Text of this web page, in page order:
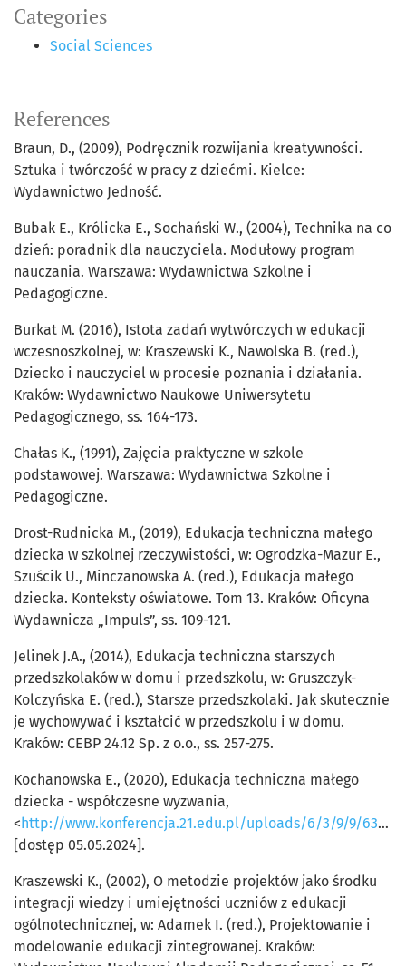
Categories
Social Sciences
References
Braun, D., (2009), Podręcznik rozwijania kreatywności.
Sztuka i twórczość w pracy z dziećmi. Kielce:
Wydawnictwo Jedność.
Bubak E., Królicka E., Sochański W., (2004), Technika na co
dzień: poradnik dla nauczyciela. Modułowy program
nauczania. Warszawa: Wydawnictwa Szkolne i
Pedagogiczne.
Burkat M. (2016), Istota zadań wytwórczych w edukacji
wczesnoszkolnej, w: Kraszewski K., Nawolska B. (red.),
Dziecko i nauczyciel w procesie poznania i działania.
Kraków: Wydawnictwo Naukowe Uniwersytetu
Pedagogicznego, ss. 164-173.
Chałas K., (1991), Zajęcia praktyczne w szkole
podstawowej. Warszawa: Wydawnictwa Szkolne i
Pedagogiczne.
Drost-Rudnicka M., (2019), Edukacja techniczna małego
dziecka w szkolnej rzeczywistości, w: Ogrodzka-Mazur E.,
Szuścik U., Minczanowska A. (red.), Edukacja małego
dziecka. Konteksty oświatowe. Tom 13. Kraków: Oficyna
Wydawnicza „Impuls”, ss. 109-121.
Jelinek J.A., (2014), Edukacja techniczna starszych
przedszkolaków w domu i przedszkolu, w: Gruszczyk-
Kolczyńska E. (red.), Starsze przedszkolaki. Jak skutecznie
je wychowywać i kształcić w przedszkolu i w domu.
Kraków: CEBP 24.12 Sp. z o.o., ss. 257-275.
Kochanowska E., (2020), Edukacja techniczna małego
dziecka - współczesne wyzwania,
< http://www.konferencja.21.edu.pl/uploads/6/3/9/9/6399009/1.3.7._kochanowska.pdf
[dostęp 05.05.2024].
Kraszewski K., (2002), O metodzie projektów jako środku
integracji wiedzy i umiejętności uczniów z edukacji
ogólnotechnicznej, w: Adamek I. (red.), Projektowanie i
modelowanie edukacji zintegrowanej. Kraków: